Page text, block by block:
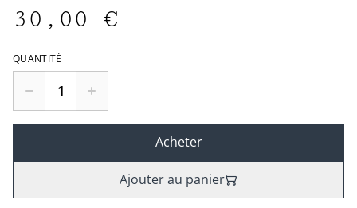
30,00 €
QUANTITÉ
Acheter
Ajouter au panier